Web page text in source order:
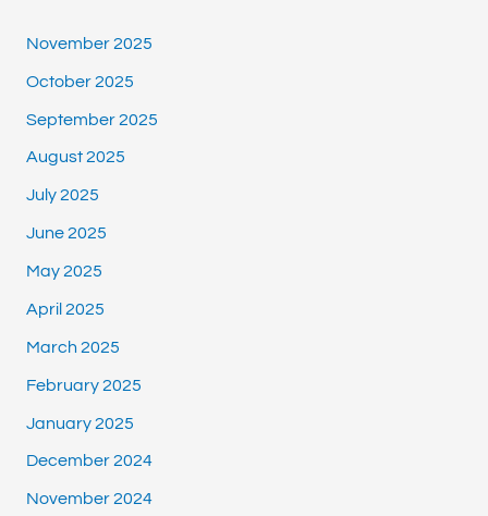
November 2025
October 2025
September 2025
August 2025
July 2025
June 2025
May 2025
April 2025
March 2025
February 2025
January 2025
December 2024
November 2024